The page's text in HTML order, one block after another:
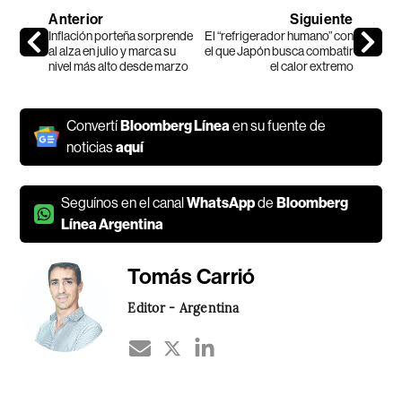
Anterior
Inflación porteña sorprende
al alza en julio y marca su
nivel más alto desde marzo
Siguiente
El “refrigerador humano” con
el que Japón busca combatir
el calor extremo
ConvertíBloomberg Línea en su fuente de
noticiasaquí
Seguínos en el canalWhatsAppdeBloomberg
Línea Argentina
Tomás Carrió
Editor - Argentina